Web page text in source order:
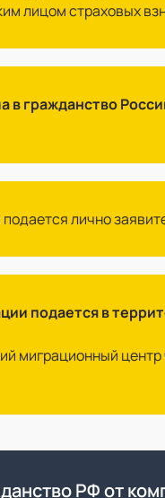
лицом страховых
гражданство
лично
подается в
миграционный центр
РФ от